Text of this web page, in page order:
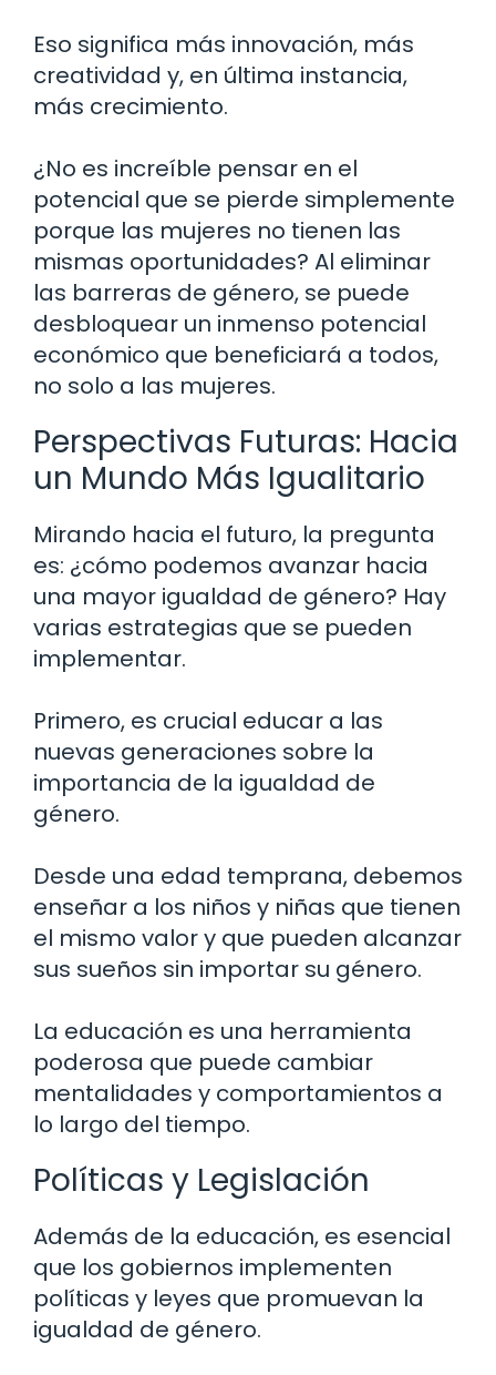
Eso significa más innovación, más
creatividad y, en última instancia,
más crecimiento.
¿No es increíble pensar en el
potencial que se pierde simplemente
porque las mujeres no tienen las
mismas oportunidades? Al eliminar
las barreras de género, se puede
desbloquear un inmenso potencial
económico que beneficiará a todos,
no solo a las mujeres.
Perspectivas Futuras: Hacia
un Mundo Más Igualitario
Mirando hacia el futuro, la pregunta
es: ¿cómo podemos avanzar hacia
una mayor igualdad de género? Hay
varias estrategias que se pueden
implementar.
Primero, es crucial educar a las
nuevas generaciones sobre la
importancia de la igualdad de
género.
Desde una edad temprana, debemos
enseñar a los niños y niñas que tienen
el mismo valor y que pueden alcanzar
sus sueños sin importar su género.
La educación es una herramienta
poderosa que puede cambiar
mentalidades y comportamientos a
lo largo del tiempo.
Políticas y Legislación
Además de la educación, es esencial
que los gobiernos implementen
políticas y leyes que promuevan la
igualdad de género.